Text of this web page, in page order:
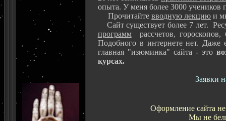
опыта. У меня более 3000
Прочитайтевводную лекцию и
Сайт существует более 7 лет.
программ
рассчетов,
Подобного в интернете нет.
главная "изюминка" сайта - это
курсах.
Заявки
Оформление сайта
Мы не